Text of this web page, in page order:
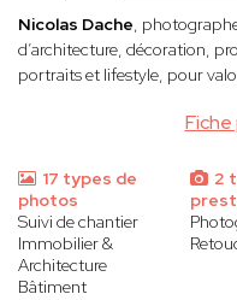
Nicolas Dache,
d’architecture, décoration,
portraits et lifestyle, pour
17 types de
photos
Suivi de chantier
Immobilier &
Architecture
Bâtiment
2